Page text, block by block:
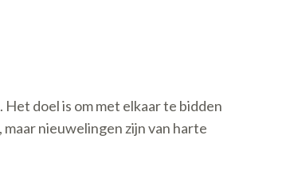
doel is om met elkaar te bidden
nieuwelingen zijn van harte